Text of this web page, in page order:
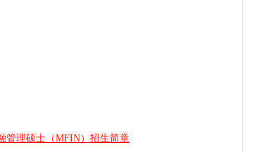
管理硕士（MFIN）招生简章